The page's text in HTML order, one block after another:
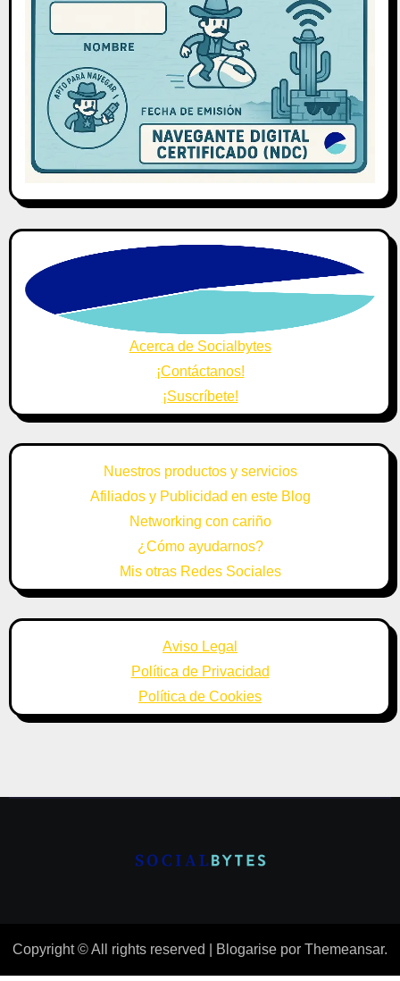
Acerca de Socialbytes
¡Contáctanos!
¡Suscríbete!
Nuestros productos y servicios
Afiliados y Publicidad en este Blog
Networking con cariño
¿Cómo ayudarnos?
Mis otras Redes Sociales
Aviso Legal
Política de Privacidad
Política de Cookies
Copyright © All rights reserved Blogarise por Themeansar.